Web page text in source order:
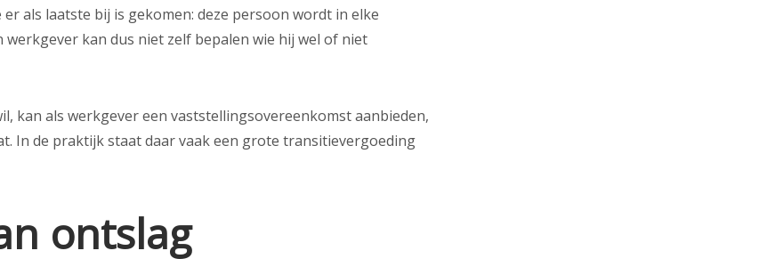
als laatste bij is gekomen: deze persoon wordt in elke
kan dus niet zelf bepalen wie hij wel of niet
kan als werkgever een vaststellingsovereenkomst aanbieden,
In de praktijk staat daar vaak een grote transitievergoeding
ontslag